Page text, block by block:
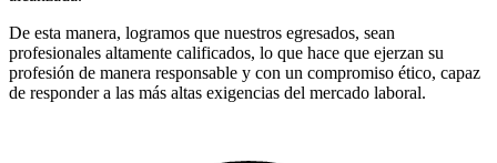
De esta manera, logramos que nuestros egresados, sean
profesionales altamente calificados, lo que hace que ejerzan su
profesión de manera responsable y con un compromiso ético, capaz
de responder a las más altas exigencias del mercado laboral.